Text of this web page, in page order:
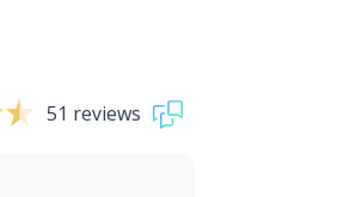
51 reviews